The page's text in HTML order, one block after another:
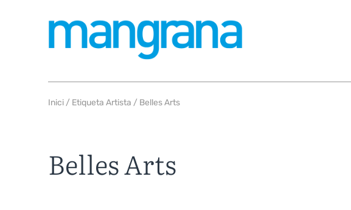
Inici / Etiqueta Artista / Belles Arts
Belles Arts